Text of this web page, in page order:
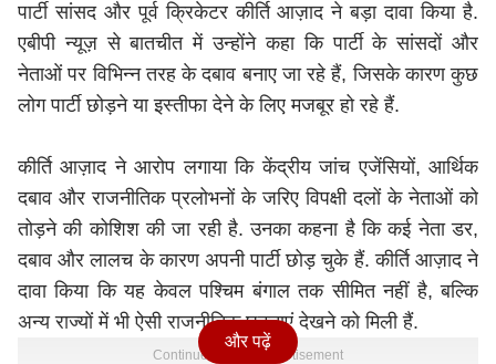
पार्टी सांसद और पूर्व क्रिकेटर कीर्ति आज़ाद ने बड़ा दावा किया है.
एबीपी न्यूज़ से बातचीत में उन्होंने कहा कि पार्टी के सांसदों और
नेताओं पर विभिन्न तरह के दबाव बनाए जा रहे हैं, जिसके कारण कुछ
लोग पार्टी छोड़ने या इस्तीफा देने के लिए मजबूर हो रहे हैं.
कीर्ति आज़ाद ने आरोप लगाया कि केंद्रीय जांच एजेंसियों, आर्थिक
दबाव और राजनीतिक प्रलोभनों के जरिए विपक्षी दलों के नेताओं को
तोड़ने की कोशिश की जा रही है. उनका कहना है कि कई नेता डर,
दबाव और लालच के कारण अपनी पार्टी छोड़ चुके हैं. कीर्ति आज़ाद ने
दावा किया कि यह केवल पश्चिम बंगाल तक सीमित नहीं है, बल्कि
अन्य राज्यों में भी ऐसी राजनीतिक घटनाएं देखने को मिली हैं.
Continues below advertisement
और पढ़ें